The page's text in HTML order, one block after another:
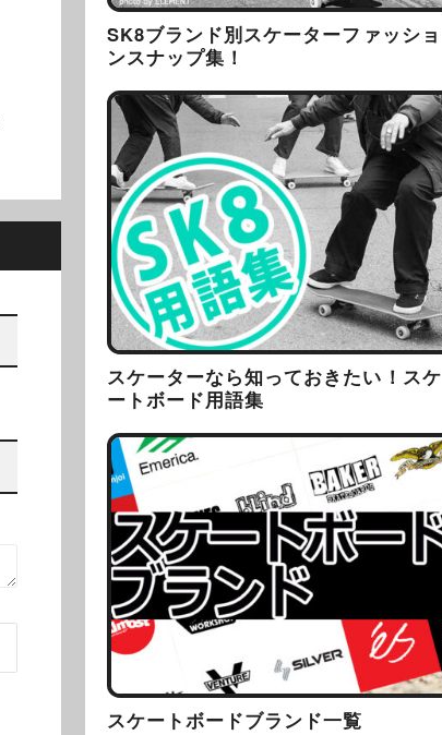
SK8ブランド別スケーターファッショ
ンスナップ集！
スケーターなら知っておきたい！スケ
ートボード用語集
スケートボードブランド一覧